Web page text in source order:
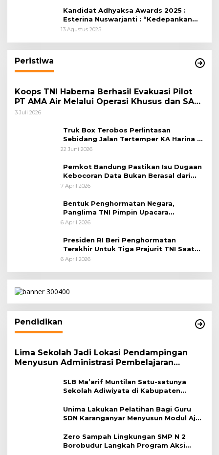
Kandidat Adhyaksa Awards 2025 :
Esterina Nuswarjanti : “Kedepankan
Keadilan Restoratif Wujudkan
13 Agustus 2025
Peristiwa
Koops TNI Habema Berhasil Evakuasi Pilot
PT AMA Air Melalui Operasi Khusus dan SAR
Taktis
3 Juli 2026
Truk Box Terobos Perlintasan
Sebidang Jalan Tertemper KA Harina di
Jalan Stasiun Poncol-Jrakah Semarang
22 Juni 2026
Pemkot Bandung Pastikan Isu Dugaan
Kebocoran Data Bukan Berasal dari
Server Disdukcapil
7 April 2026
Bentuk Penghormatan Negara,
Panglima TNI Pimpin Upacara
Pemakaman Militer
6 April 2026
Presiden RI Beri Penghormatan
Terakhir Untuk Tiga Prajurit TNI Saat
Persemayaman di Bandara Soekarno-
6 April 2026
Pendidikan
Lima Sekolah Jadi Lokasi Pendampingan
Menyusun Administrasi Pembelajaran
SLB Ma’arif Muntilan Satu-satunya
Sekolah Adiwiyata di Kabupaten
Unima Lakukan Pelatihan Bagi Guru
SDN Karanganyar Menyusun Modul Ajar
Zero Sampah Lingkungan SMP N 2
Borobudur Langkah Program Aksi